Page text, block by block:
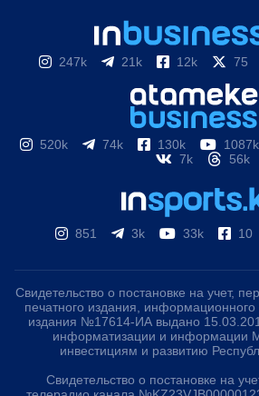
247k 21k 12k 75
520k 74k 130k 1087k
7k
56k
851 3k 33k 10
Свидетельство о постановке на учет,
печатного издания, информационного
издания №17614-ИА выдано
информатизации и информации
инвестициям и развитию
Свидетельство о постановке на